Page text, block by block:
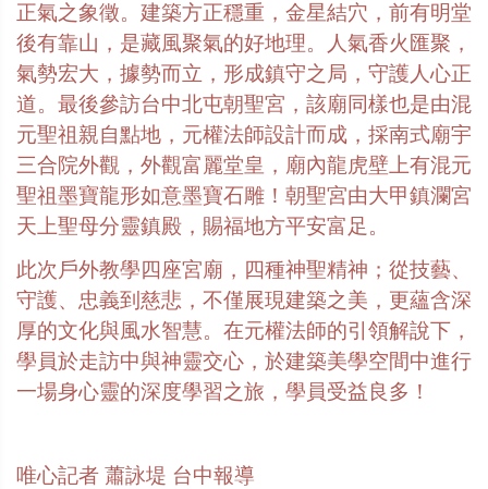
正氣之象徵。建築方正穩重，金星結穴，前有明堂
後有靠山，是藏風聚氣的好地理。人氣香火匯聚，
氣勢宏大，據勢而立，形成鎮守之局，守護人心正
道。最後參訪台中北屯朝聖宮，該廟同樣也是由混
元聖祖親自點地，元權法師設計而成，採南式廟宇
三合院外觀，外觀富麗堂皇，廟內龍虎壁上有混元
聖祖墨寶龍形如意墨寶石雕！朝聖宮由大甲鎮瀾宮
天上聖母分靈鎮殿，賜福地方平安富足。
此次戶外教學四座宮廟，四種神聖精神；從技藝、
守護、忠義到慈悲，不僅展現建築之美，更蘊含深
厚的文化與風水智慧。在元權法師的引領解說下，
學員於走訪中與神靈交心，於建築美學空間中進行
一場身心靈的深度學習之旅，學員受益良多！
唯心記者 蕭詠堤 台中報導